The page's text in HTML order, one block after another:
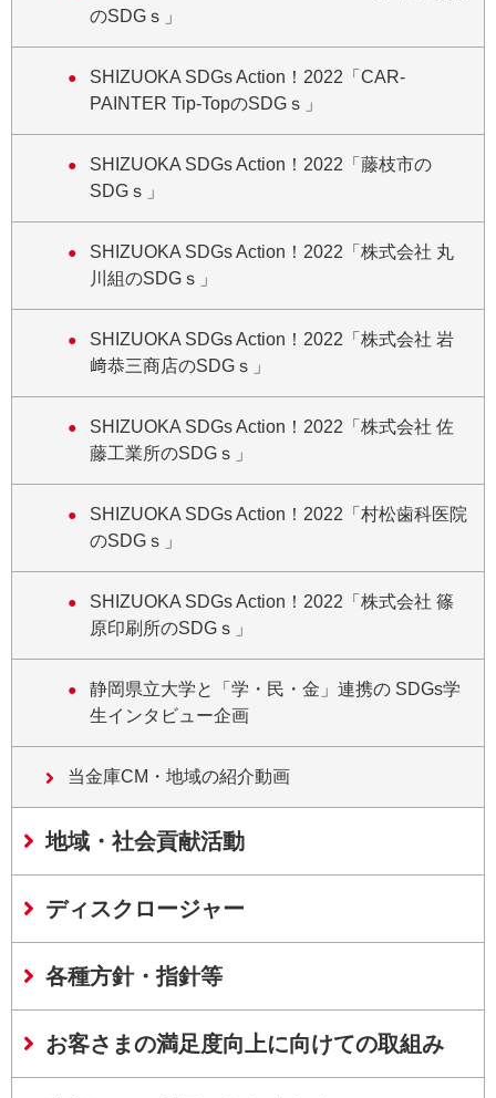
のSDGｓ」
SHIZUOKA SDGs Action！2022「CAR-
PAINTER Tip-TopのSDGｓ」
SHIZUOKA SDGs Action！2022「藤枝市の
SDGｓ」
SHIZUOKA SDGs Action！2022「株式会社 丸
川組のSDGｓ」
SHIZUOKA SDGs Action！2022「株式会社 岩
﨑恭三商店のSDGｓ」
SHIZUOKA SDGs Action！2022「株式会社 佐
藤工業所のSDGｓ」
SHIZUOKA SDGs Action！2022「村松歯科医院
のSDGｓ」
SHIZUOKA SDGs Action！2022「株式会社 篠
原印刷所のSDGｓ」
静岡県立大学と「学・民・金」連携の SDGs学
生インタビュー企画
当金庫CM・地域の紹介動画
地域・社会貢献活動
ディスクロージャー
各種方針・指針等
お客さまの満足度向上に向けての取組み